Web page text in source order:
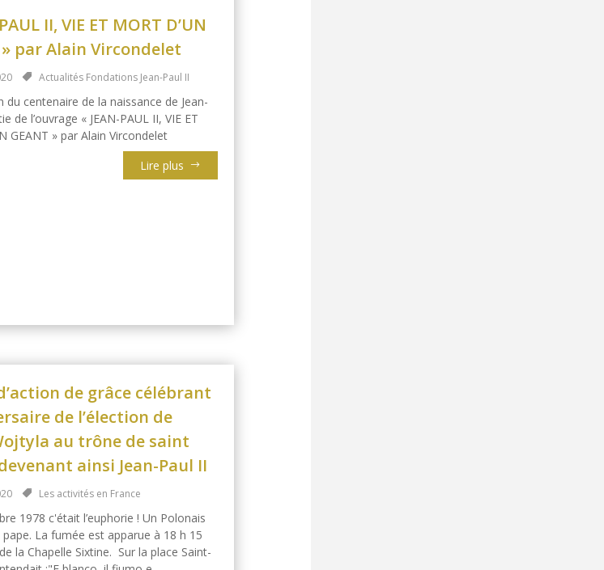
II, VIE ET MORT D’UN
» par Alain Vircondelet
Actualités Fondations Jean-Paul II
du centenaire de la naissance de Jean-
de l’ouvrage « JEAN-PAUL II, VIE ET
GEANT » par Alain Vircondelet
Lire plus
de grâce célébrant
de l’élection de
au trône de saint
ainsi Jean-Paul II
Les activités en France
1978 c'était l’euphorie ! Un Polonais
La fumée est apparue à 18 h 15
la Chapelle Sixtine. Sur la place Saint-